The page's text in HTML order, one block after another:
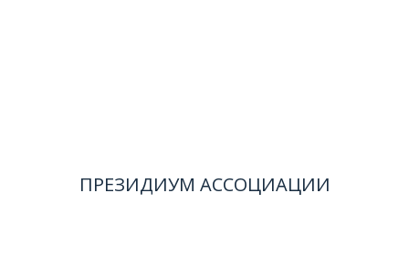
ПРЕЗИДИУМ АССОЦИАЦИИ